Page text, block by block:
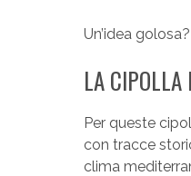
Un’idea
LA CIPOLLA
Per queste
con tracce
clima